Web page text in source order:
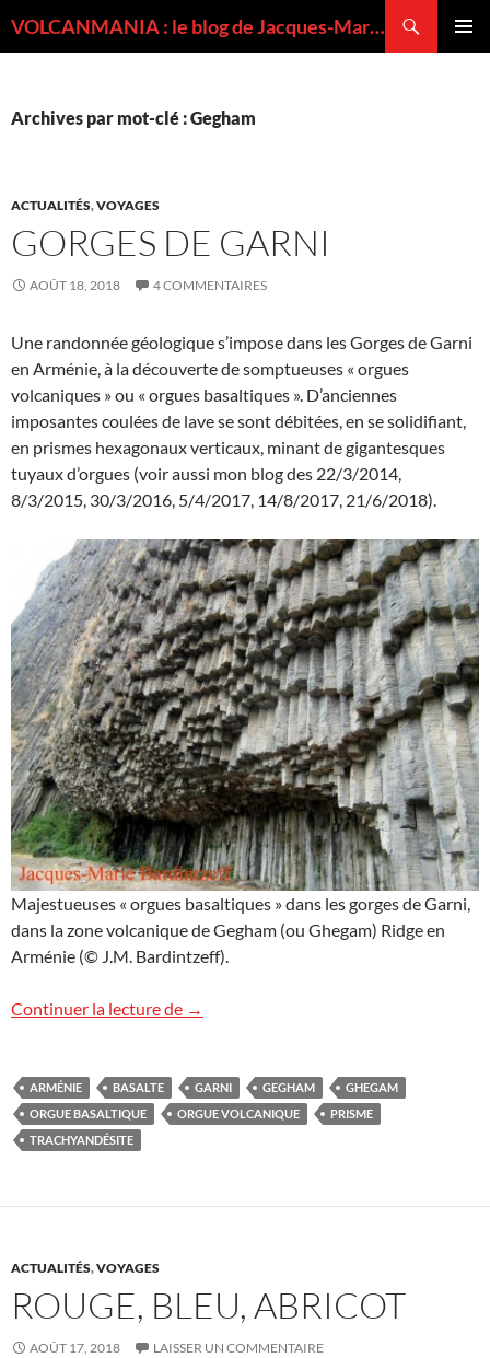
VOLCANMANIA : le blog de Jacques-Marie BARDINTZEFF, volcanologue
Archives par mot-clé : Gegham
ACTUALITÉS,VOYAGES
GORGES DE GARNI
AOÛT 18, 2018 4 COMMENTAIRES
Une randonnée géologique s’impose dans les Gorges de Garni
en Arménie, à la découverte de somptueuses « orgues
volcaniques » ou « orgues basaltiques ». D’anciennes
imposantes coulées de lave se sont débitées, en se solidifiant,
en prismes hexagonaux verticaux, minant de gigantesques
tuyaux d’orgues (voir aussi mon blog des 22/3/2014,
8/3/2015, 30/3/2016, 5/4/2017, 14/8/2017, 21/6/2018).
Majestueuses « orgues basaltiques » dans les gorges de Garni,
dans la zone volcanique de Gegham (ou Ghegam) Ridge en
Arménie (© J.M. Bardintzeff).
Continuer la lecture de Gorges de Garni
→
ARMÉNIE BASALTE GARNI GEGHAM
GHEGAM
ORGUE BASALTIQUE
ORGUE VOLCANIQUE
PRISME
TRACHYANDÉSITE
ACTUALITÉS,VOYAGES
ROUGE, BLEU, ABRICOT
AOÛT 17, 2018 LAISSER UN COMMENTAIRE